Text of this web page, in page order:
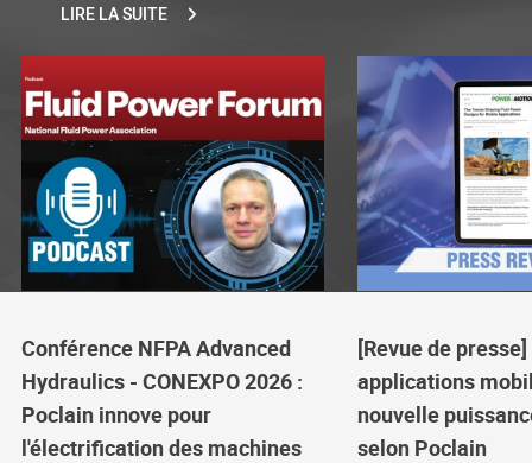
LIRE LA SUITE
Conférence NFPA Advanced
Hydraulics - CONEXPO 2026 :
Poclain innove pour
l'électrification des machines
[Revue de
applications
nouvelle
selon Poclain